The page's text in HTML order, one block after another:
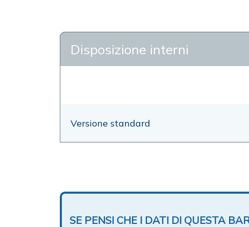
Disposizione interni
Versione standard
SE PENSI CHE I DATI DI QUESTA